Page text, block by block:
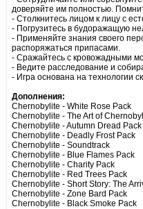
доверяйте им полностью.
- Столкнитесь лицом к лицу с
- Погрузитесь в будоражащую
- Применяйте знания своего
распоряжаться припасами.
- Сражайтесь с кровожадными
- Ведите расследование и
- Игра основана на технологии
Дополнения:
Chernobylite - White Rose Pack
Chernobylite - The Art of
Chernobylite - Autumn Dread Pack
Chernobylite - Deadly Frost Pack
Chernobylite - Soundtrack
Chernobylite - Blue Flames Pack
Chernobylite - Charity Pack
Chernobylite - Red Trees Pack
Chernobylite - Short Story: The
Chernobylite - Zone Bard Pack
Chernobylite - Black Smoke Pack